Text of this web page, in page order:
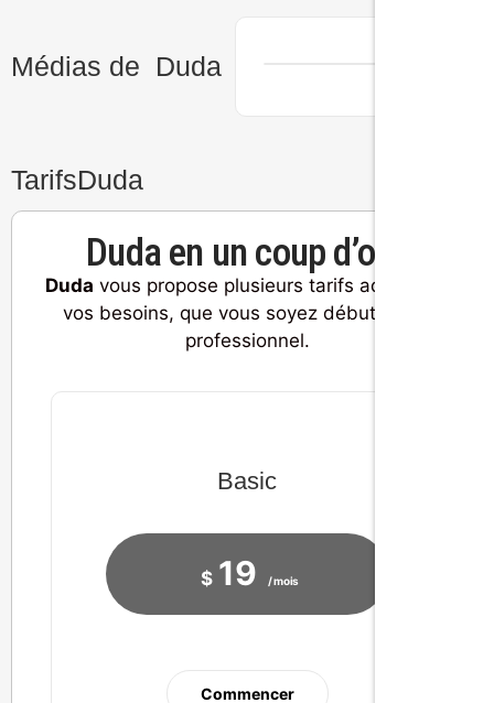
Médias de Duda
TarifsDuda
Duda en un coup d’oeil
Duda vous propose plusieurs tarifs adaptés à
vos besoins, que vous soyez débutant ou
professionnel.
Basic
$ 19 / mois
Commencer